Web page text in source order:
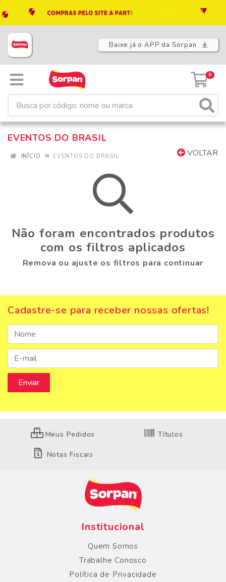
Baixe já o APP da Sorpan
0
EVENTOS DO BRASIL
VOLTAR
INÍCIO EVENTOS DO BRASIL
Não foram encontrados produtos
com os filtros aplicados
Remova ou ajuste os filtros para continuar
Cadastre-se para receber nossas ofertas!
Meus Pedidos Títulos
Notas Fiscais
Institucional
Quem Somos
Trabalhe Conosco
Política de Privacidade